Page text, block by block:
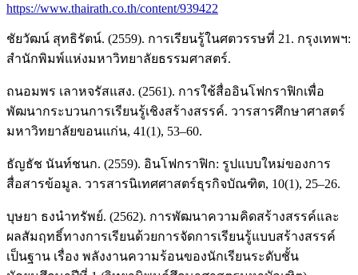
https://www.thairath.co.th/content/939422
ชัยวัฒน์ สุทธิรัตน์. (2559). การเรียนรู้ในศตวรรษที่ 21. กรุงเทพฯ:
สำนักพิมพ์แห่งมหาวิทยาลัยธรรมศาสตร์.
ถนอมพร เลาหจรัสแสง. (2561). การใช้สื่ออินโฟกราฟิกเพื่อ
พัฒนากระบวนการเรียนรู้เชิงสร้างสรรค์. วารสารศึกษาศาสตร์
มหาวิทยาลัยขอนแก่น, 41(1), 53–60.
ธัญธัช นันท์ชนก. (2559). อินโฟกราฟิก: รูปแบบใหม่ของการ
สื่อสารข้อมูล. วารสารนิเทศศาสตร์ธุรกิจบัณฑิต, 10(1), 25–26.
บุษยา ธงนำทรัพย์. (2562). การพัฒนาความคิดสร้างสรรค์และ
ผลสัมฤทธิ์ทางการเรียนด้วยการจัดการเรียนรู้แบบสร้างสรรค์
เป็นฐาน เรื่อง พลังงานความร้อนของนักเรียนระดับชั้น